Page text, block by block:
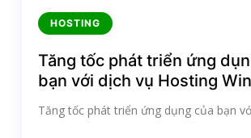
HOSTING
Tăng tốc phát triển ứng
bạn với dịch vụ Hosting
Tăng tốc phát triển ứng dụng của bạn